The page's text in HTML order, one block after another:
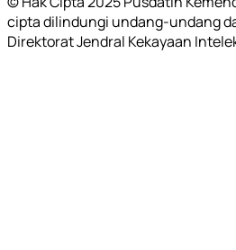
cipta dilindungi undang-undang
Direktorat Jendral Kekayaan